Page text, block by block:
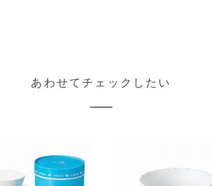
あわせてチェックしたい